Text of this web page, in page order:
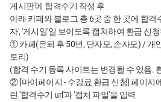
게시판'에 합격수기 작성 후
아래 카페와 블로그 총 6곳 중 한 곳에 합격
자', '게시일'일 보이도록 캡쳐하여 환급 신
① 카페(은퇴 후 50년, 단자모, 손자모) / 개
토리)
(합격 수기 등록 사이트는 변경될 수 있음.
② [마이페이지 - 수강료 환급 신청] 페이지
린 '합격수기 url'과 '캡처 파일'을 입력